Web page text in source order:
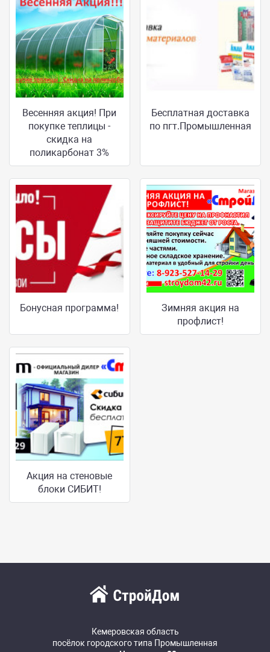
Весенняя акция! При
покупке теплицы -
скидка на
поликарбонат 3%
Бесплатная доставка
по пгт.Промышленная
Бонусная программа!
Зимняя акция на
профлист!
Акция на стеновые
блоки СИБИТ!
Кемеровская область
посёлок городского типа Промышленная